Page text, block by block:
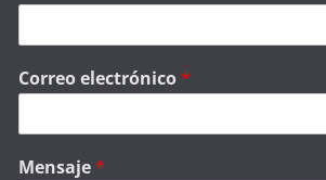
Correo electrónico*
Mensaje*